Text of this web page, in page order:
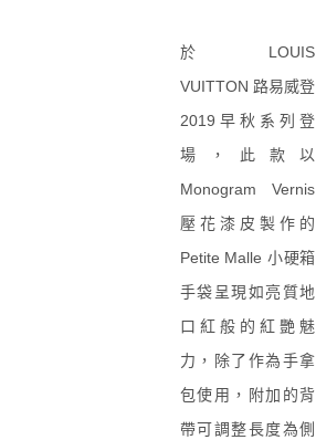
於 LOUIS
VUITTON 路易威登
2019早秋系列登
場，此款以
Monogram Vernis
壓花漆皮製作的
Petite Malle 小硬箱
手袋呈現如亮質地
口紅般的紅艷魅
力，除了作為手拿
包使用，附加的背
帶可調整長度為側